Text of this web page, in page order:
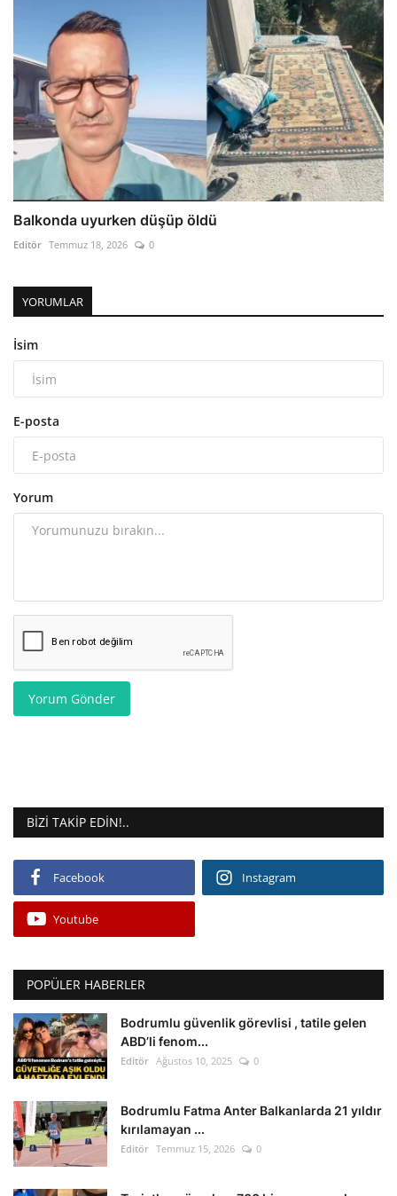
Balkonda uyurken düşüp öldü
Editör Temmuz 18, 2026 0
YORUMLAR
İsim
E-posta
Yorum
Yorum Gönder
BIZI TAKIP EDIN!..
Facebook Instagram
Youtube
POPÜLER HABERLER
Bodrumlu güvenlik görevlisi , tatile gelen
ABD’li fenom...
Editör Ağustos 10, 2025 0
Bodrumlu Fatma Anter Balkanlarda 21 yıldır
kırılamayan ...
Editör Temmuz 15, 2026 0